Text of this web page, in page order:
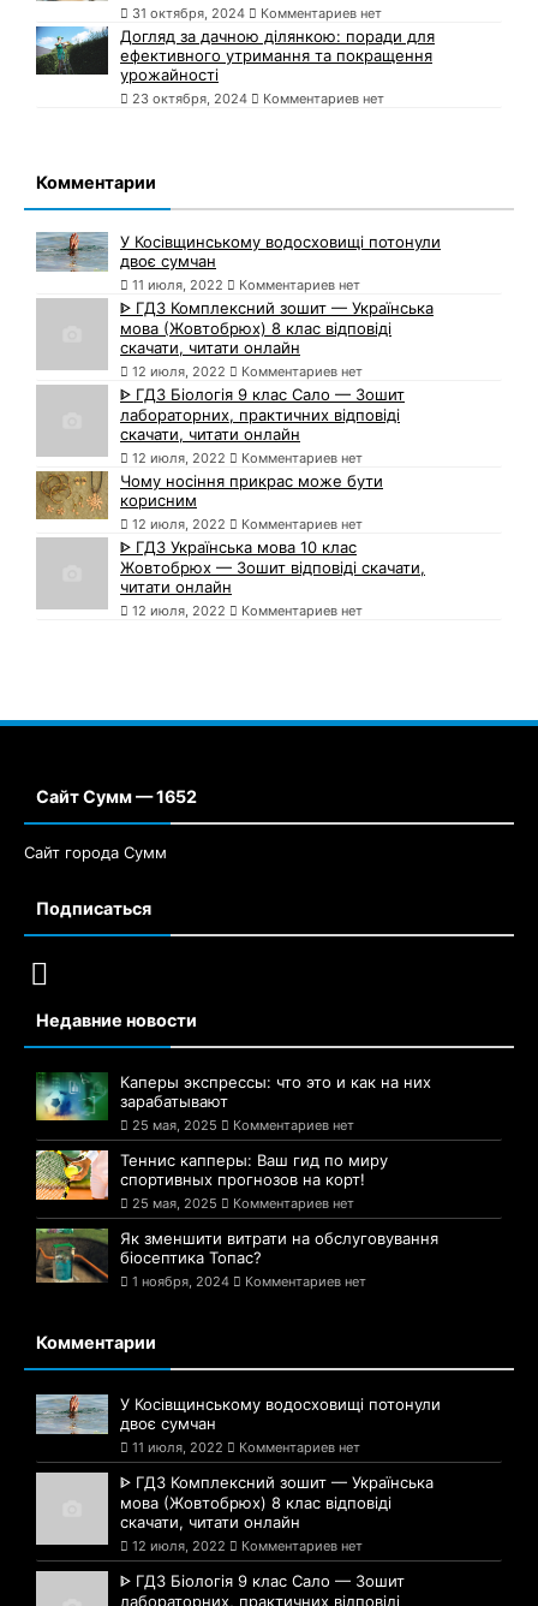
31 октября, 2024 Комментариев нет
Догляд за дачною ділянкою: поради для
ефективного утримання та покращення
урожайності
23 октября, 2024 Комментариев нет
Комментарии
У Косівщинському водосховищі потонули
двоє сумчан
11 июля, 2022 Комментариев нет
ᐈ ГДЗ Комплексний зошит — Українська
мова (Жовтобрюх) 8 клас відповіді
скачати, читати онлайн
12 июля, 2022 Комментариев нет
ᐈ ГДЗ Біологія 9 клас Сало — Зошит
лабораторних, практичних відповіді
скачати, читати онлайн
12 июля, 2022 Комментариев нет
Чому носіння прикрас може бути
корисним
12 июля, 2022 Комментариев нет
ᐈ ГДЗ Українська мова 10 клас
Жовтобрюх — Зошит відповіді скачати,
читати онлайн
12 июля, 2022 Комментариев нет
Сайт Сумм — 1652
Сайт города Сумм
Подписаться
Недавние новости
Каперы экспрессы: что это и как на них
зарабатывают
25 мая, 2025 Комментариев нет
Теннис капперы: Ваш гид по миру
спортивных прогнозов на корт!
25 мая, 2025 Комментариев нет
Як зменшити витрати на обслуговування
біосептика Топас?
1 ноября, 2024 Комментариев нет
Комментарии
У Косівщинському водосховищі потонули
двоє сумчан
11 июля, 2022 Комментариев нет
ᐈ ГДЗ Комплексний зошит — Українська
мова (Жовтобрюх) 8 клас відповіді
скачати, читати онлайн
12 июля, 2022 Комментариев нет
ᐈ ГДЗ Біологія 9 клас Сало — Зошит
лабораторних, практичних відповіді